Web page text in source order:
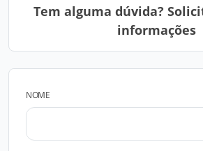
Tem alguma dúvida?
informações
NOME